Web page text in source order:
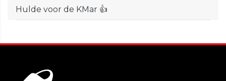
Hulde voor de KMar 👍